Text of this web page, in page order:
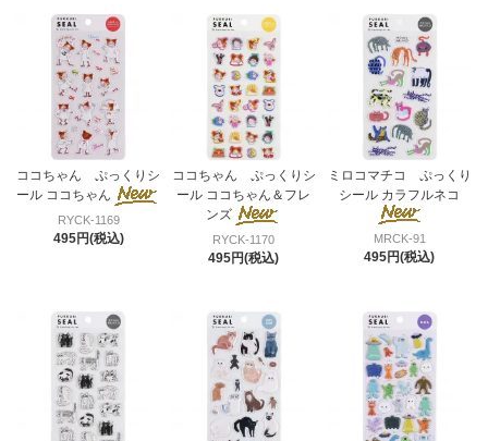
ココちゃん ぷっくりシ
ール ココちゃん
RYCK-1169
495円(税込)
ココちゃん ぷっくりシ
ール ココちゃん＆フレ
ンズ
RYCK-1170
495円(税込)
ミロコマチコ ぷっくり
シール カラフルネコ
MRCK-91
495円(税込)